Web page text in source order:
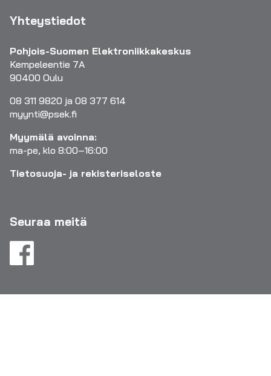
Yhteystiedot
Pohjois-Suomen Elektroniikkakeskus
Kempeleentie 7A
90400 Oulu
08 311 9820 ja 08 377 614
myynti@psek.fi
Myymälä avoinna:
ma-pe, klo 8:00–16:00
Tietosuoja- ja rekisteriseloste
Seuraa meitä